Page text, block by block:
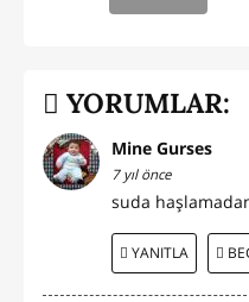
YORUMLAR:
Mine Gurses
7 yıl önce
suda
YANITLA